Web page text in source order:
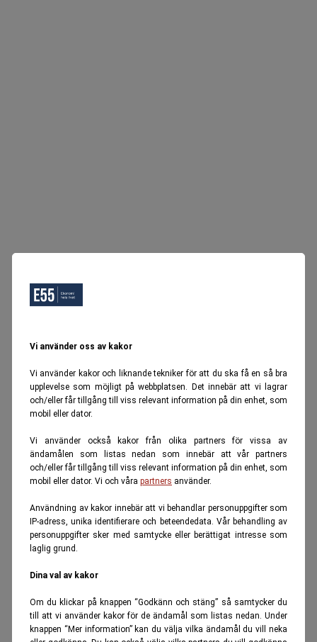
Vi använder oss av kakor
Vi använder kakor och liknande tekniker för att du ska få en så bra
upplevelse som möjligt på webbplatsen. Det innebär att vi lagrar
och/eller får tillgång till viss relevant information på din enhet, som
mobil eller dator.
Vi använder också kakor från olika partners för vissa av
ändamålen som listas nedan som innebär att vår partners
och/eller får tillgång till viss relevant information på din enhet, som
mobil eller dator. Vi och våra partners använder.
Användning av kakor innebär att vi behandlar personuppgifter som
IP-adress, unika identifierare och beteendedata. Vår behandling av
personuppgifter sker med samtycke eller berättigat intresse som
laglig grund.
Dina val av kakor
Om du klickar på knappen “Godkänn och stäng” så samtycker du
till att vi använder kakor för de ändamål som listas nedan. Under
knappen “Mer information” kan du välja vilka ändamål du vill neka